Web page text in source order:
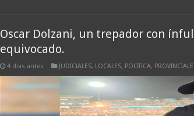
Oscar Dolzani, un trepador con
equivocado.
4 días antes JUDICIALES, LOCALES, POLITICA,